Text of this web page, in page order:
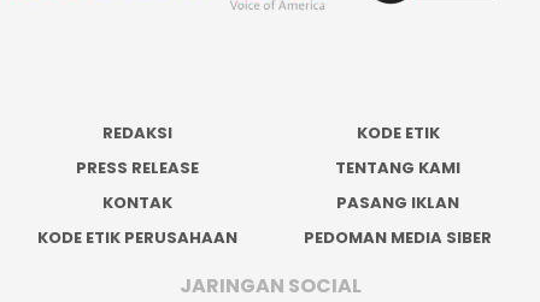
REDAKSI
KODE ETIK
PRESS RELEASE
TENTANG KAMI
KONTAK
PASANG IKLAN
KODE ETIK PERUSAHAAN
PEDOMAN MEDIA SIBER
JARINGAN SOCIAL